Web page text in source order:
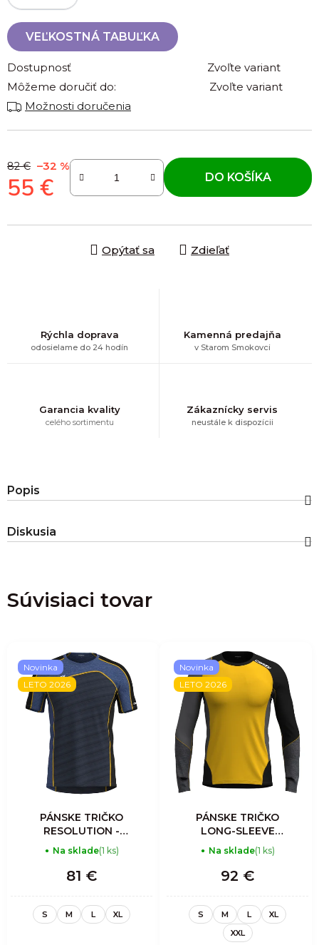
VEĽKOSTNÁ TABUĽKA
Dostupnosť
Zvoľte variant
Môžeme doručiť do:
Zvoľte variant
Možnosti doručenia
82 € –32 %
55 € DO KOŠÍKA
Opýtať sa Zdieľať
Rýchla doprava
odosielame do 24 hodín
Kamenná predajňa
v Starom Smokovci
Garancia kvality
celého sortimentu
Zákaznícky servis
neustále k dispozícii
Popis
Diskusia
Súvisiaci tovar
Novinka
LETO 2026
PÁNSKE TRIČKO
RESOLUTION -
SULPHUR BLACK
Na sklade(1 ks)
81 €
S M L XL
Novinka
LETO 2026
PÁNSKE TRIČKO
LONG-SLEEVE
SHOT MAN -
SULFUR
Na sklade(1 ks)
92 €
S M L
XL
XXL